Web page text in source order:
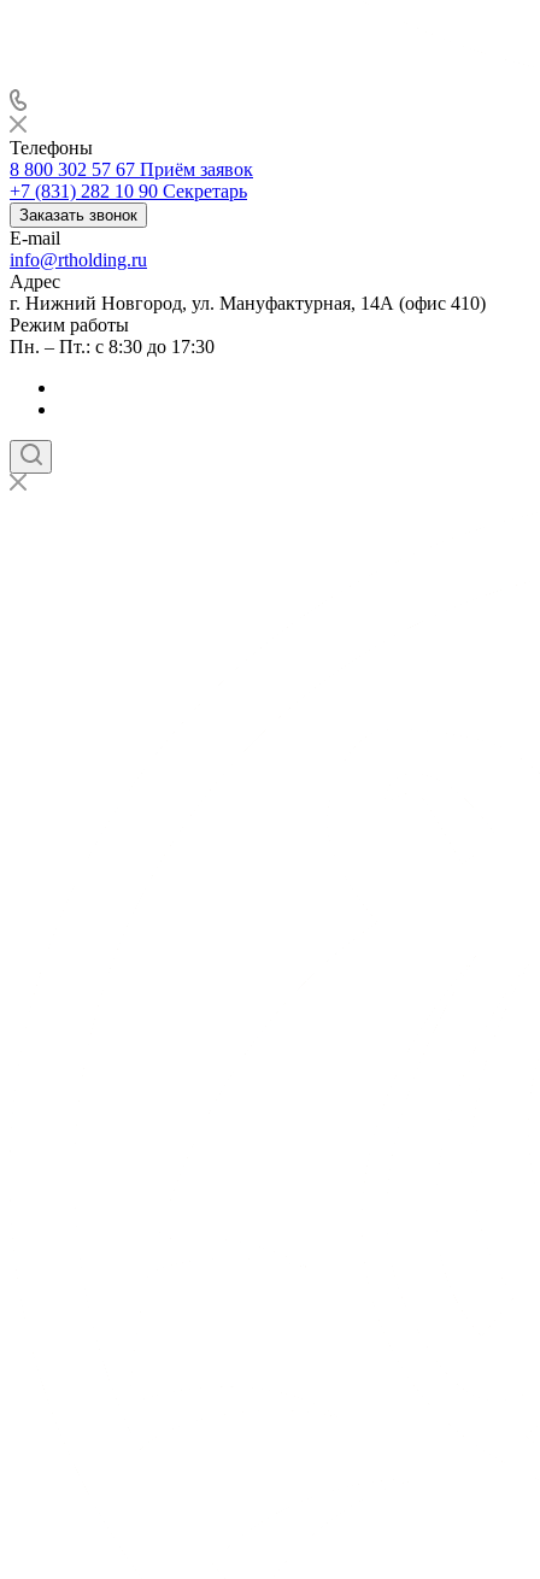
Телефоны
8 800 302 57 67 Приём заявок
+7 (831) 282 10 90 Секретарь
Заказать звонок
E-mail
info@rtholding.ru
Адрес
г. Нижний Новгород, ул. Мануфактурная, 14А (офис 410)
Режим работы
Пн. – Пт.: с 8:30 до 17:30